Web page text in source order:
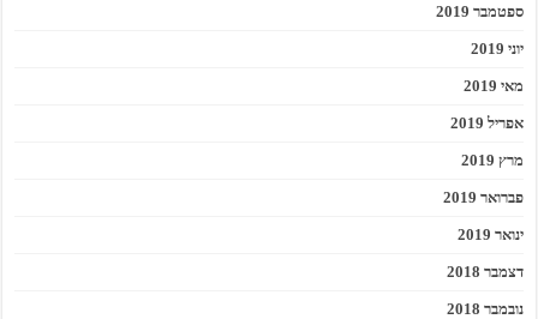
ספטמבר 2019
יוני 2019
מאי 2019
אפריל 2019
מרץ 2019
פברואר 2019
ינואר 2019
דצמבר 2018
נובמבר 2018